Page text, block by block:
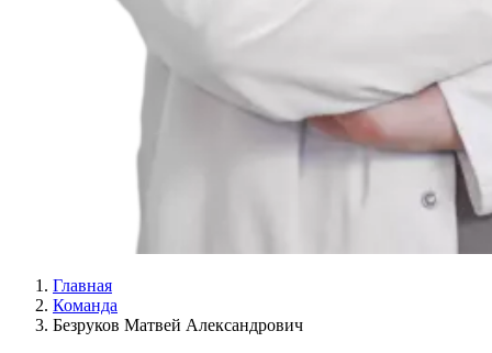
Главная
Команда
Безруков Матвей Александрович